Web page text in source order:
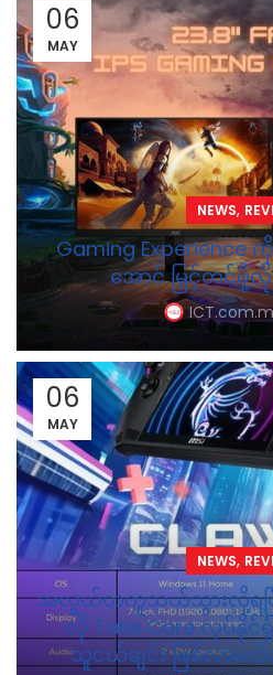
06
MAY
NEWS,
Gaming Experience
အောင် မြှင့်တင်ဖို့လို
06
MAY
NEWS,
အလွယ်တကူသယ်သွားလို့ရပြီး
လို Take Care လုပ်နိုင်
သူငယ်ချင်း ဖြစ်လာမယ်